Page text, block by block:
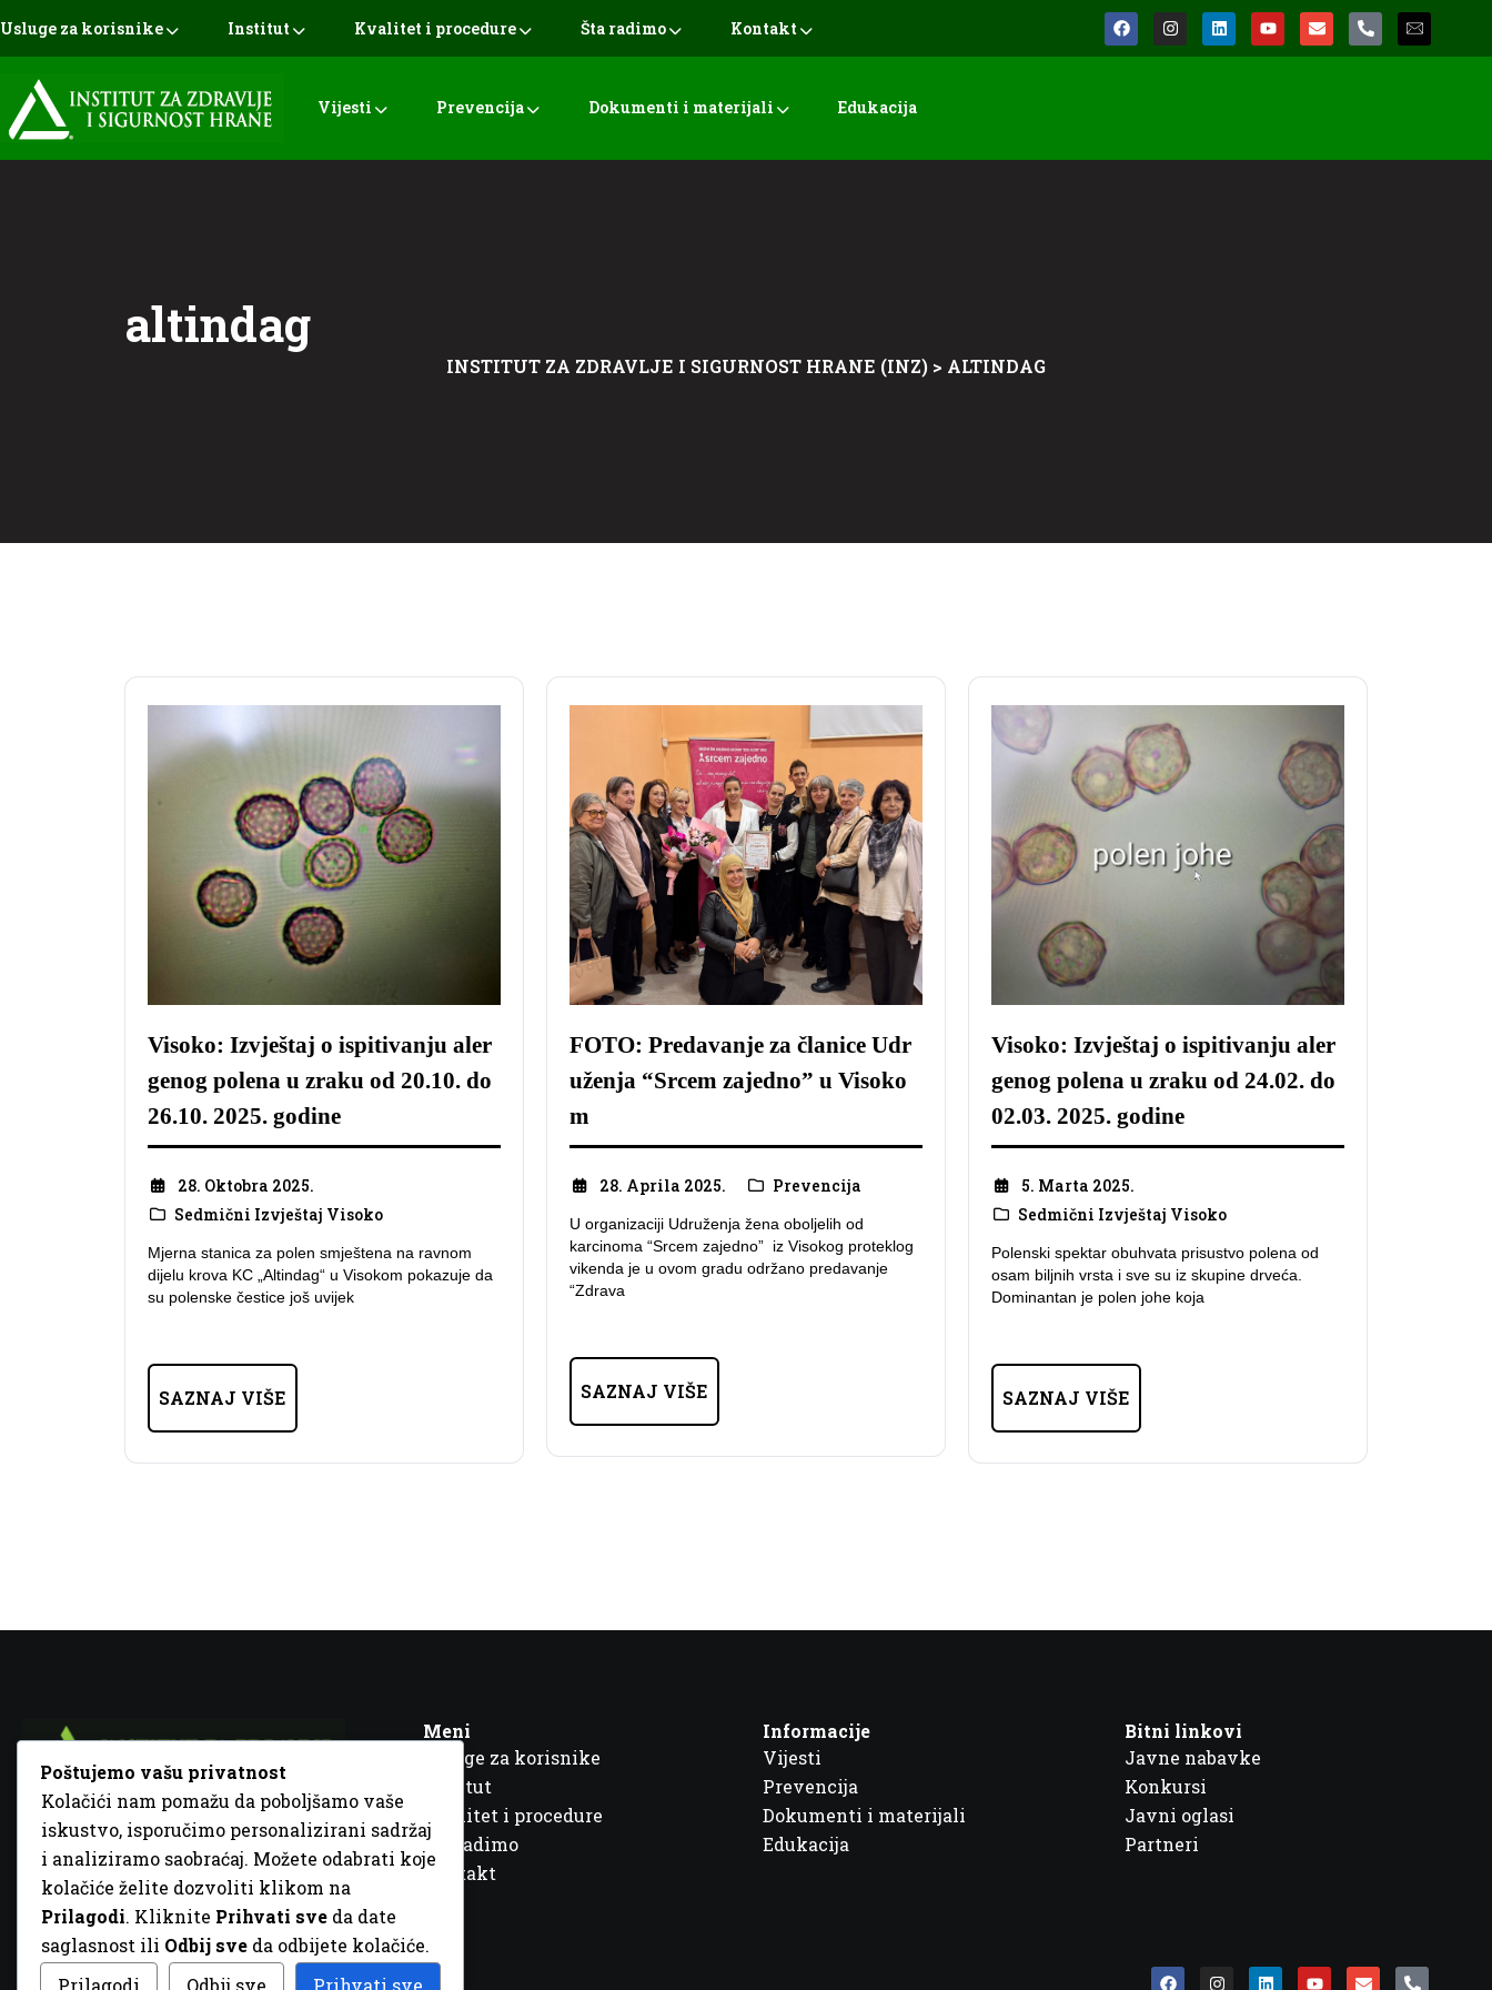
Usluge za korisnike Institut Kvalitet i procedure Šta radimo Kontakt
Vijesti Prevencija Dokumenti i materijali Edukacija
altindag
INSTITUT ZA ZDRAVLJE I SIGURNOST HRANE (INZ) > ALTINDAG
Visoko: Izvještaj o ispitivanju aler
genog polena u zraku od 20.10. do
26.10. 2025. godine
28. Oktobra 2025.
Sedmični Izvještaj Visoko
Mjerna stanica za polen smještena na ravnom
dijelu krova KC „Altindag“ u Visokom pokazuje da
su polenske čestice još uvijek
SAZNAJ VIŠE
FOTO: Predavanje za članice Udr
uženja “Srcem zajedno” u Visoko
m
28. Aprila 2025. Prevencija
U organizaciji Udruženja žena oboljelih od
karcinoma “Srcem zajedno” iz Visokog proteklog
vikenda je u ovom gradu održano predavanje
“Zdrava
SAZNAJ VIŠE
Visoko: Izvještaj o ispitivanju aler
genog polena u zraku od 24.02. do
02.03. 2025. godine
5. Marta 2025.
Sedmični Izvještaj Visoko
Polenski spektar obuhvata prisustvo polena od
osam biljnih vrsta i sve su iz skupine drveća.
Dominantan je polen johe koja
SAZNAJ VIŠE
Fra Ivana Jukića br. 2, 72000 Zenica, BiH
+387 32 448 001
info@inz.ba
http://www.inz.ba
Meni
Usluge za korisnike
Institut
Kvalitet i procedure
Šta radimo
Kontakt
Informacije
Vijesti
Prevencija
Dokumenti i materijali
Edukacija
Bitni linkovi
Javne nabavke
Konkursi
Javni oglasi
Partneri
© 2026 Sva prava zadržana. DizajnGordonDM
Poštujemo vašu privatnost
Kolačići nam pomažu da poboljšamo vaše
iskustvo, isporučimo personalizirani sadržaj
i analiziramo saobraćaj. Možete odabrati koje
kolačiće želite dozvoliti klikom na
Prilagodi. Kliknite Prihvati sve da date
saglasnost ili Odbij sve da odbijete kolačiće.
Prilagodi
Odbij sve Prihvati sve